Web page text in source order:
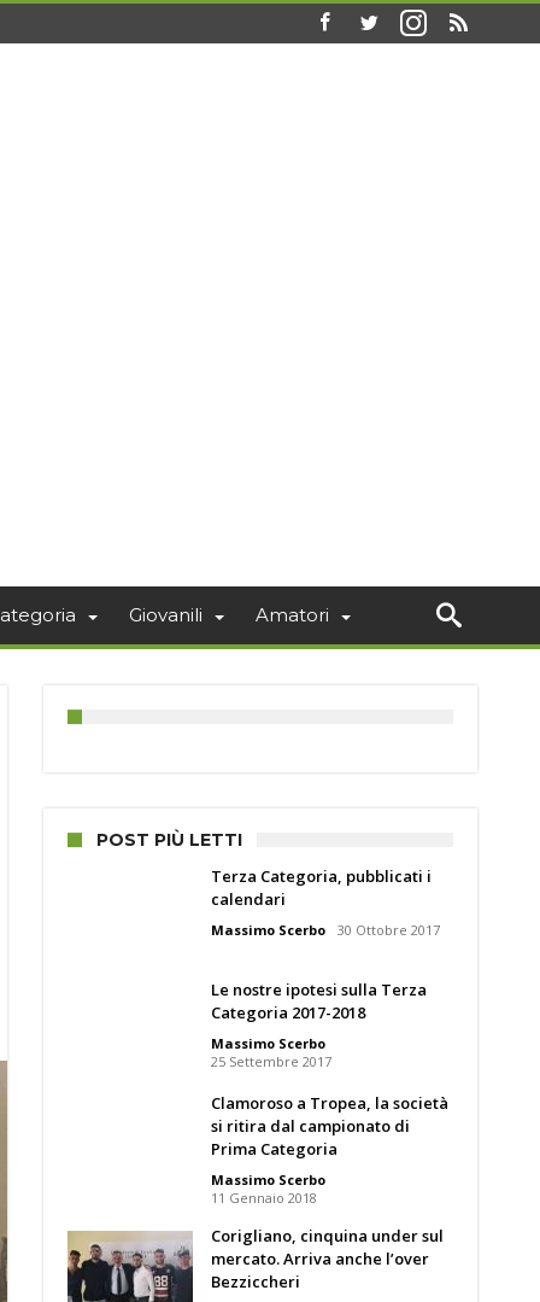
Giovanili Amatori
POST PIÙ LETTI
Terza Categoria, pubblicati i
calendari
Massimo Scerbo 30 Ottobre 2017
Le nostre ipotesi sulla Terza
Categoria 2017-2018
Massimo Scerbo
25 Settembre 2017
Clamoroso a Tropea, la società
si ritira dal campionato di
Prima Categoria
Massimo Scerbo
11 Gennaio 2018
Corigliano, cinquina under sul
mercato. Arriva anche l’over
Bezziccheri